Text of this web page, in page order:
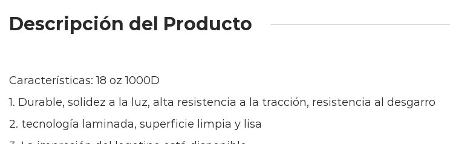
Descripción del Producto
Características: 18 oz 1000D
1. Durable, solidez a la luz, alta resistencia a la tracción, resistencia al desgarro
2. tecnología laminada, superficie limpia y lisa